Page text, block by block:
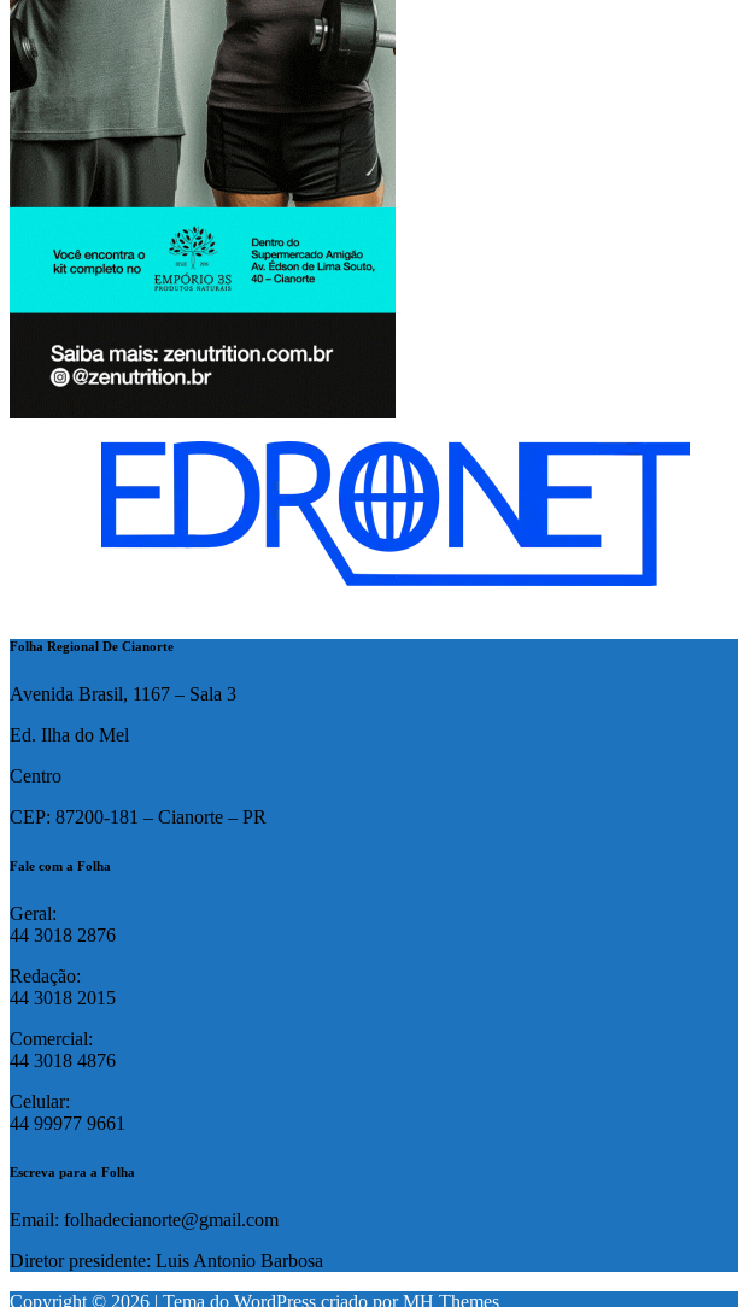
Folha Regional De Cianorte
Avenida Brasil, 1167 – Sala 3
Ed. Ilha do Mel
Centro
CEP: 87200-181 – Cianorte – PR
Fale com a Folha
Geral:
44 3018 2876
Redação:
44 3018 2015
Comercial:
44 3018 4876
Celular:
44 99977 9661
Escreva para a Folha
Email: folhadecianorte@gmail.com
Diretor presidente: Luis Antonio Barbosa
Copyright © 2026 | Tema do WordPress criado porMH Themes